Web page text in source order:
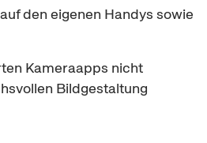
den eigenen Handys sowie
Kameraapps nicht
Bildgestaltung